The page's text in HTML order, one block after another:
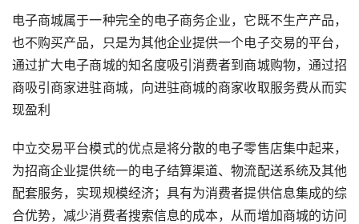
电子商城属于一种完全的电子商务企业，它既不生产产品，
也不购买产品，只是为其他企业提供一个电子交易的平台，
通过扩大电子商城的知名度吸引消费者到商城购物，通过招
商吸引商家进驻商城，向进驻商城的商家收取服务费从而实
现盈利
中立交易平台模式的优点是将分散的电子零售店集中起来，
为招商企业提供统一的电子结算渠道、物流配送系统及其他
配套服务，实现规模经济；具有为消费者提供信息集成的综
合优势，减少消费者搜索信息的成本，从而增加商城的访问